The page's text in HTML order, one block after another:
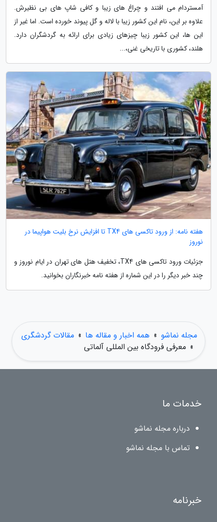
آمستردام می افتند و چراغ های زیبا و کافی شاپ های بی نظیرش.
علاوه بر این، نام این کشور زیبا با لاله و گل پیوند خورده است. اما غیر از
این ها، این کشور زیبا چیزهای زیادی برای ارائه به گردشگران دارد.
هلند، کشوری با تاریخی غنی،...
هفته نامه: از ورود تاکسی های TX4 تا افزایش نرخ بلیت هواپیما در
نوروز
جزئیات ورود تاکسی های TX4، تخفیف هتل های تهران در ایام نوروز و
چند خبر دیگر را در این شماره از هفته نامه خبرنگاران بخوانید.
مجله نماشو » همه اخبار و مقاله ها » مقالات گردشگری
» معرفی فرودگاه بین المللی آلماتی
خدمات ما
درباره مجله نماشو
تماس با مجله نماشو
خبرنامه